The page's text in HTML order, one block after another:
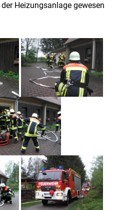
Heizungsanlage gewesen